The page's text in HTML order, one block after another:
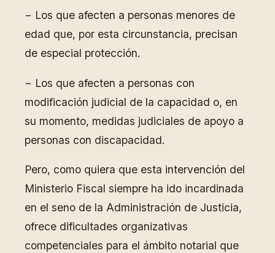
− Los que afecten a personas menores de
edad que, por esta circunstancia, precisan
de especial protección.
− Los que afecten a personas con
modificación judicial de la capacidad o, en
su momento, medidas judiciales de apoyo a
personas con discapacidad.
Pero, como quiera que esta intervención del
Ministerio Fiscal siempre ha ido incardinada
en el seno de la Administración de Justicia,
ofrece dificultades organizativas
competenciales para el ámbito notarial que